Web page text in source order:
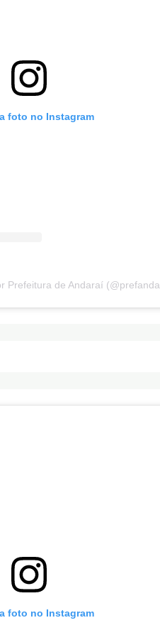
foto no Instagram
Prefeitura de Andaraí
foto no Instagram